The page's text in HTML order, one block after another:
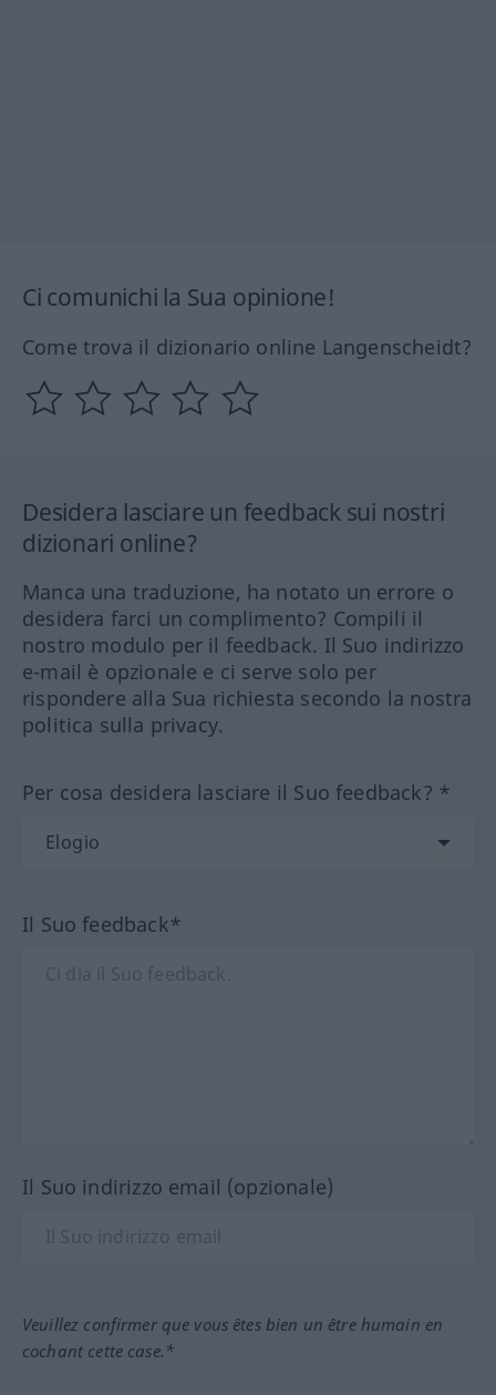
Ci comunichi la Sua opinione!
Come trova il dizionario online Langenscheidt?
Desidera lasciare un feedback sui nostri
dizionari online?
Manca una traduzione, ha notato un errore o
desidera farci un complimento? Compili il
nostro modulo per il feedback. Il Suo indirizzo
e-mail è opzionale e ci serve solo per
rispondere alla Sua richiesta secondo la nostra
politica sulla privacy.
Per cosa desidera lasciare il Suo feedback? *
Il Suo feedback*
Il Suo indirizzo email (opzionale)
Veuillez confirmer que vous êtes bien un être humain en
cochant cette case.*